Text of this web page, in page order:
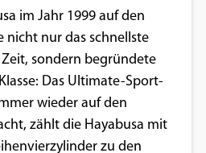
im Jahr 1999 auf den
nicht nur das schnellste
sondern begründete
Das Ultimate-Sport-
wieder auf den
zählt die Hayabusa mit
zu den
und sind für die
der Website